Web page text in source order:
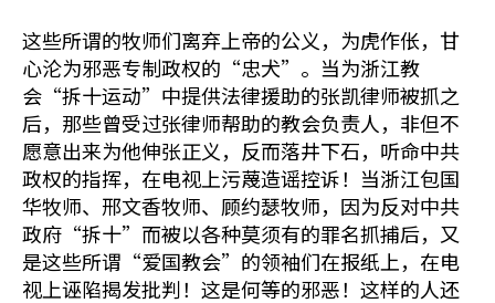
这些所谓的牧师们离弃上帝的公义，为虎作伥，甘
心沦为邪恶专制政权的“忠犬”。当为浙江教
会“拆十运动”中提供法律援助的张凯律师被抓之
后，那些曾受过张律师帮助的教会负责人，非但不
愿意出来为他伸张正义，反而落井下石，听命中共
政权的指挥，在电视上污蔑造谣控诉！当浙江包国
华牧师、邢文香牧师、顾约瑟牧师，因为反对中共
政府“拆十”而被以各种莫须有的罪名抓捕后，又
是这些所谓“爱国教会”的领袖们在报纸上，在电
视上诬陷揭发批判！这是何等的邪恶！这样的人还